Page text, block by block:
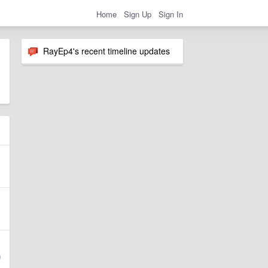
Home Sign Up Sign In
RayEp4's recent timeline updates